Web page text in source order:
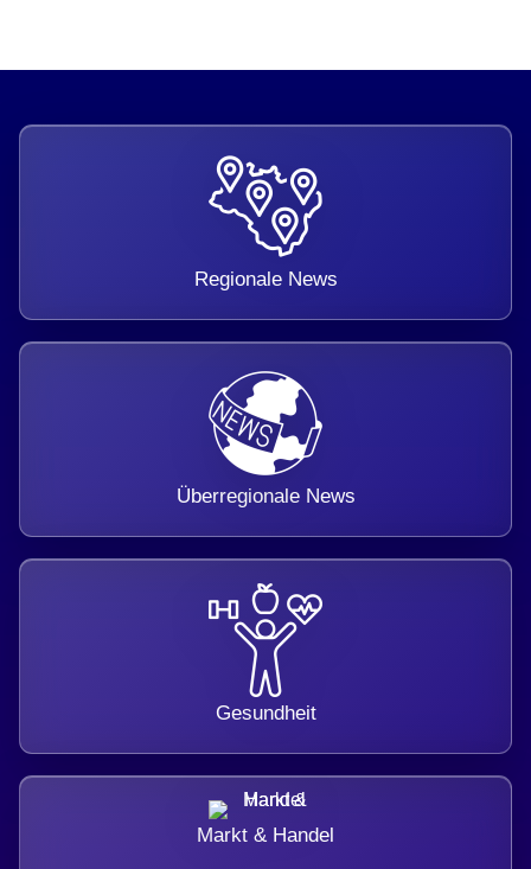
Regionale News
Überregionale News
Gesundheit
Markt & Handel